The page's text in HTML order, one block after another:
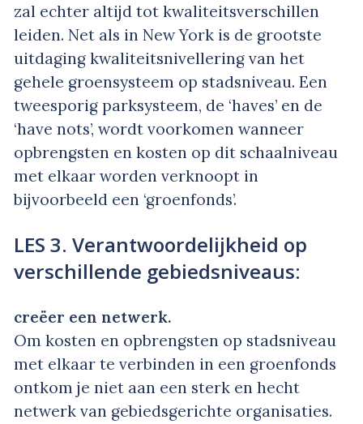
zal echter altijd tot kwaliteitsverschillen
leiden. Net als in New York is de grootste
uitdaging kwaliteitsnivellering van het
gehele groensysteem op stadsniveau. Een
tweesporig parksysteem, de ‘haves’ en de
‘have nots’, wordt voorkomen wanneer
opbrengsten en kosten op dit schaalniveau
met elkaar worden verknoopt in
bijvoorbeeld een ‘groenfonds’.
LES 3. Verantwoordelijkheid op
verschillende gebiedsniveaus:
creëer een netwerk.
Om kosten en opbrengsten op stadsniveau
met elkaar te verbinden in een groenfonds
ontkom je niet aan een sterk en hecht
netwerk van gebiedsgerichte organisaties.